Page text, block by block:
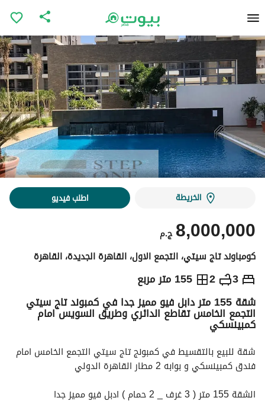
الخريطة اطلب فيديو
ج.م 8,000,000
كومباوند تاج سيتي، التجمع الاول، القاهرة الجديدة، القاهرة
3
2 155 متر مربع ج.م 8,000,000
التفاصيل الاتجاهات والمؤشرات رهن عقاري
شقة 155 متر دابل فيو مميز جدا في كمبوند تاج سيتي
التجمع الخامس تقاطع الدائري وطريق السويس امام
كمبينسكي
فندق كمبينسكي و بوابه 2 مطار القاهرة الدولي
الشقة 155 متر ( 3 غرف _ 2 حمام ) ادبل فيو مميز جدا